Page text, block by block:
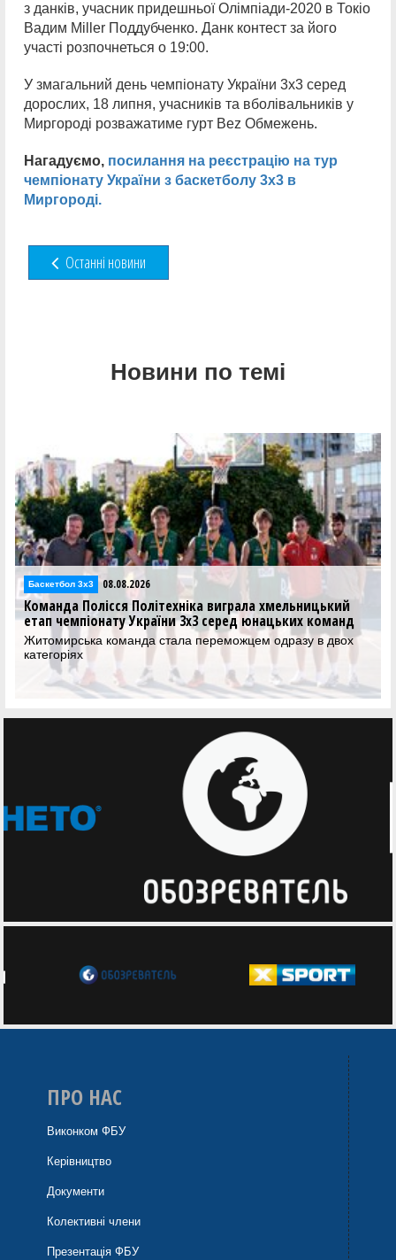
з данків, учасник придешньої Олімпіади-2020 в Токіо
Вадим Miller Поддубченко. Данк контест за його
участі розпочнеться о 19:00.
У змагальний день чемпіонату України 3х3 серед
дорослих, 18 липня, учасників та вболівальників у
Миргороді розважатиме гурт Bez Обмежень.
Нагадуємо, посилання на реєстрацію на тур
чемпіонату України з баскетболу 3х3 в
Миргороді.
Останні новини
Новини по темі
Баскетбол 3х3 08.08.2026
Команда Полісся Політехніка виграла хмельницький
етап чемпіонату України 3х3 серед юнацьких команд
Житомирська команда стала переможцем одразу в двох
категоріях
ПРО НАС
Виконком ФБУ
Керівництво
Документи
Колективні члени
Презентація ФБУ